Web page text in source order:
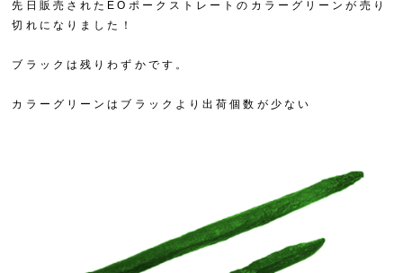
先日販売されたEOポークストレートのカラーグリーンが売り
切れになりました！
ブラックは残りわずかです。
カラーグリーンはブラックより出荷個数が少ない